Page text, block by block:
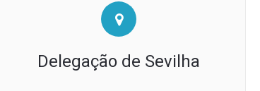
Delegação de Sevilha